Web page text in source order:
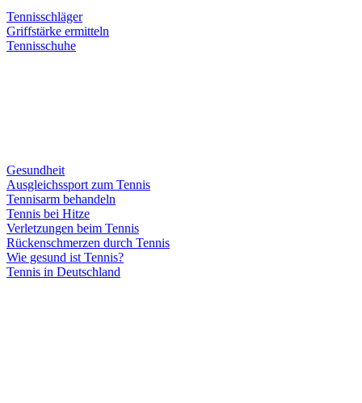
Tennisschläger
Griffstärke ermitteln
Tennisschuhe
Gesundheit
Ausgleichssport zum Tennis
Tennisarm behandeln
Tennis bei Hitze
Verletzungen beim Tennis
Rückenschmerzen durch Tennis
Wie gesund ist Tennis?
Tennis in Deutschland